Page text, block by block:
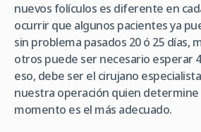
nuevos folículos es diferente en
ocurrir que algunos pacientes ya
sin problema pasados 20 ó 25 días,
otros puede ser necesario esperar
eso, debe ser el cirujano
nuestra operación quien determine
momento es el más adecuado.